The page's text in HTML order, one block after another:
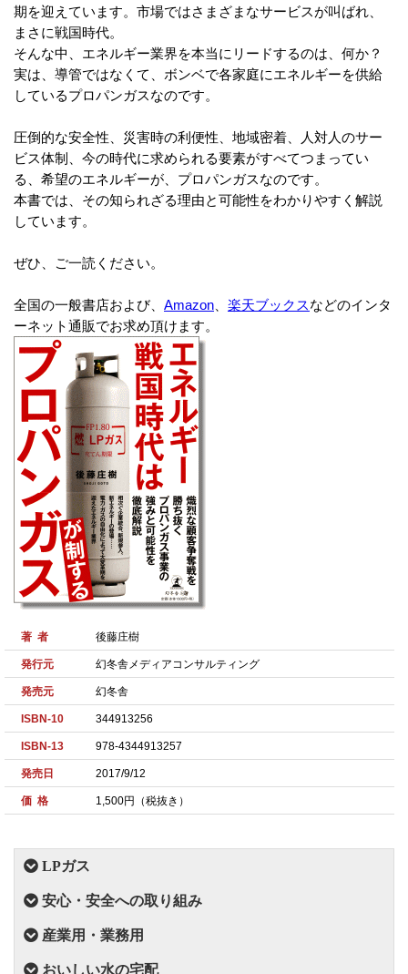
期を迎えています。市場ではさまざまなサービスが叫ばれ、
まさに戦国時代。
そんな中、エネルギー業界を本当にリードするのは、何か？
実は、導管ではなくて、ボンベで各家庭にエネルギーを供給
しているプロパンガスなのです。
圧倒的な安全性、災害時の利便性、地域密着、人対人のサー
ビス体制、今の時代に求められる要素がすべてつまってい
る、希望のエネルギーが、プロパンガスなのです。
本書では、その知られざる理由と可能性をわかりやすく解説
しています。
ぜひ、ご一読ください。
全国の一般書店および、 Amazon 楽天ブックスなどのインタ
ーネット通販でお求め頂けます。
著 者 後藤庄樹
発行元 幻冬舎メディアコンサルティング
発売元 幻冬舎
ISBN-10 344913256
ISBN-13 978-4344913257
発売日 2017/9/12
価 格 1,500円（税抜き）
LPガス
安心・安全への取り組み
産業用・業務用
おいしい水の宅配